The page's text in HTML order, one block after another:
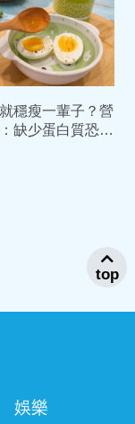
穩瘦一輩子？營
缺少蛋白質恐缺
娛樂
top